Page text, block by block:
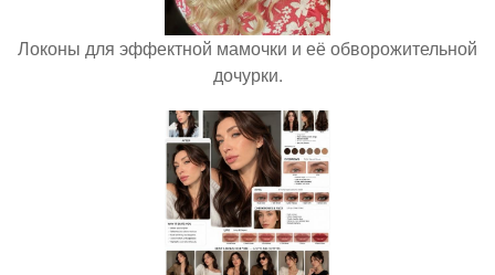
Локоны для эффектной мамочки и её обворожительной
дочурки.